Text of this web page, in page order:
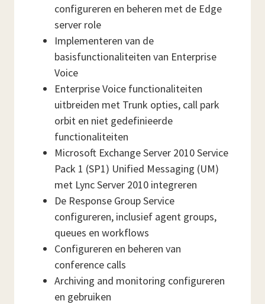
configureren en beheren met de Edge
server role
Implementeren van de
basisfunctionaliteiten van Enterprise
Voice
Enterprise Voice functionaliteiten
uitbreiden met Trunk opties, call park
orbit en niet gedefinieerde
functionaliteiten
Microsoft Exchange Server 2010 Service
Pack 1 (SP1) Unified Messaging (UM)
met Lync Server 2010 integreren
De Response Group Service
configureren, inclusief agent groups,
queues en workflows
Configureren en beheren van
conference calls
Archiving and monitoring configureren
en gebruiken